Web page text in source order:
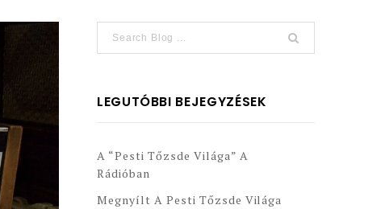
LEGUTÓBBI BEJEGYZÉSEK
A “Pesti Tőzsde Világa” A
Rádióban
Megnyílt A Pesti Tőzsde Világa